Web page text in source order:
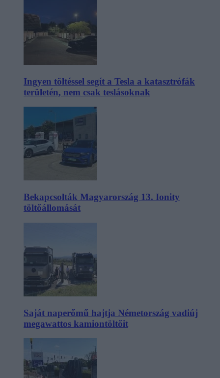
Ingyen töltéssel segít a Tesla a katasztrófák
területén, nem csak teslásoknak
Bekapcsolták Magyarország 13. Ionity
töltőállomását
Saját naperőmű hajtja Németország vadiúj
megawattos kamiontöltőit